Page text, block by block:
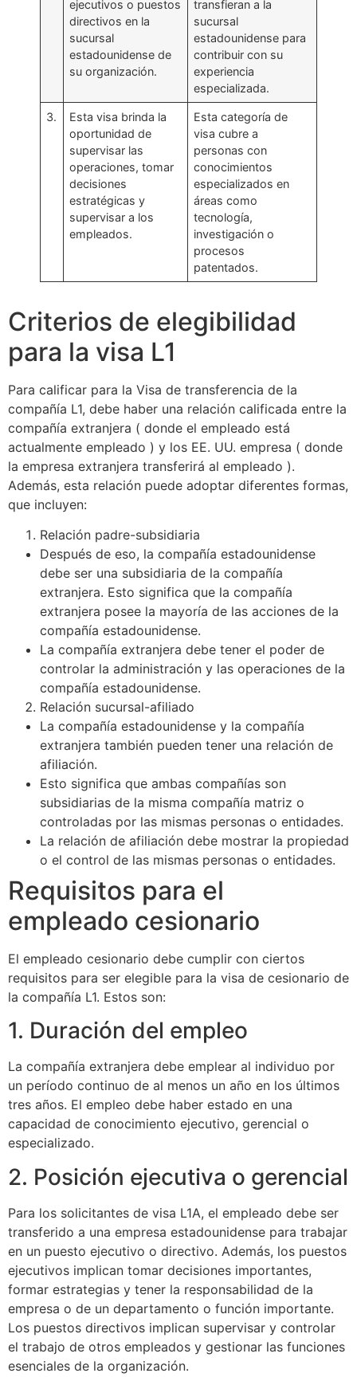
ejecutivos o puestos
directivos en la
sucursal
estadounidense de
su organización.
transfieran a la
sucursal
estadounidense para
contribuir con su
experiencia
especializada.
3.
Esta visa brinda la
oportunidad de
supervisar las
operaciones, tomar
decisiones
estratégicas y
supervisar a los
empleados.
Esta categoría de
visa cubre a
personas con
conocimientos
especializados en
áreas como
tecnología,
investigación o
procesos
patentados.
Criterios de elegibilidad
para la visa L1
Para calificar para la Visa de transferencia de la
compañía L1, debe haber una relación calificada entre la
compañía extranjera ( donde el empleado está
actualmente empleado ) y los EE. UU. empresa ( donde
la empresa extranjera transferirá al empleado ).
Además, esta relación puede adoptar diferentes formas,
que incluyen:
Relación padre-subsidiaria
Después de eso, la compañía estadounidense
debe ser una subsidiaria de la compañía
extranjera. Esto significa que la compañía
extranjera posee la mayoría de las acciones de la
compañía estadounidense.
La compañía extranjera debe tener el poder de
controlar la administración y las operaciones de la
compañía estadounidense.
Relación sucursal-afiliado
La compañía estadounidense y la compañía
extranjera también pueden tener una relación de
afiliación.
Esto significa que ambas compañías son
subsidiarias de la misma compañía matriz o
controladas por las mismas personas o entidades.
La relación de afiliación debe mostrar la propiedad
o el control de las mismas personas o entidades.
Requisitos para el
empleado cesionario
El empleado cesionario debe cumplir con ciertos
requisitos para ser elegible para la visa de cesionario de
la compañía L1. Estos son:
1. Duración del empleo
La compañía extranjera debe emplear al individuo por
un período continuo de al menos un año en los últimos
tres años. El empleo debe haber estado en una
capacidad de conocimiento ejecutivo, gerencial o
especializado.
2. Posición ejecutiva o gerencial
Para los solicitantes de visa L1A, el empleado debe ser
transferido a una empresa estadounidense para trabajar
en un puesto ejecutivo o directivo. Además, los puestos
ejecutivos implican tomar decisiones importantes,
formar estrategias y tener la responsabilidad de la
empresa o de un departamento o función importante.
Los puestos directivos implican supervisar y controlar
el trabajo de otros empleados y gestionar las funciones
esenciales de la organización.